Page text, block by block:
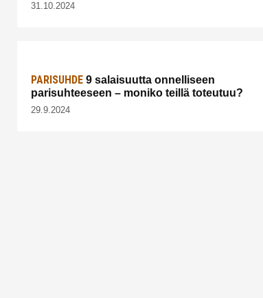
31.10.2024
PARISUHDE 9 salaisuutta onnelliseen
parisuhteeseen – moniko teillä toteutuu?
29.9.2024